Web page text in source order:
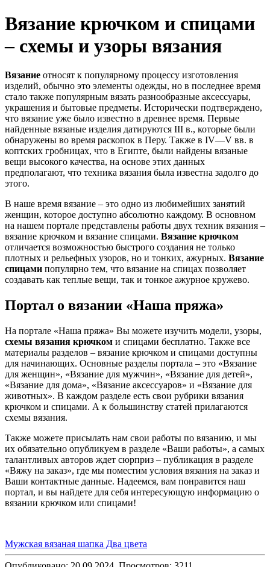
Вязание крючком и спицами
– схемы и узоры вязания
Вязание относят к популярному процессу изготовления
изделий, обычно это элементы одежды, но в последнее время
стало также популярным вязать разнообразные аксессуары,
украшения и бытовые предметы. Исторически подтверждено,
что вязание уже было известно в древнее время. Первые
найденные вязаные изделия датируются III в., которые были
обнаружены во время раскопок в Перу. Также в IV—V вв. в
коптских гробницах, что в Египте, были найдены вязаные
вещи высокого качества, на основе этих данных
предполагают, что техника вязания была известна задолго до
этого.
В наше время вязание – это одно из любимейших занятий
женщин, которое доступно абсолютно каждому. В основном
на нашем портале представлены работы двух техник вязания –
вязание крючком и вязание спицами. Вязание крючком
отличается возможностью быстрого создания не только
плотных и рельефных узоров, но и тонких, ажурных. Вязание
спицами популярно тем, что вязание на спицах позволяет
создавать как теплые вещи, так и тонкое ажурное кружево.
Портал о вязании «Наша пряжа»
На портале «Наша пряжа» Вы можете изучить модели, узоры,
схемы вязания крючком и спицами бесплатно. Также все
материалы разделов – вязание крючком и спицами доступны
для начинающих. Основные разделы портала – это «Вязание
для женщин», «Вязание для мужчин», «Вязание для детей»,
«Вязание для дома», «Вязание аксессуаров» и «Вязание для
животных». В каждом разделе есть свои рубрики вязания
крючком и спицами. А к большинству статей прилагаются
схемы вязания.
Также можете присылать нам свои работы по вязанию, и мы
их обязательно опубликуем в разделе «Ваши работы», а самых
талантливых авторов ждет сюрприз – публикация в разделе
«Вяжу на заказ», где мы поместим условия вязания на заказ и
Ваши контактные данные. Надеемся, вам понравится наш
портал, и вы найдете для себя интересующую информацию о
вязании крючком или спицами!
Мужская вязаная шапка Два цвета